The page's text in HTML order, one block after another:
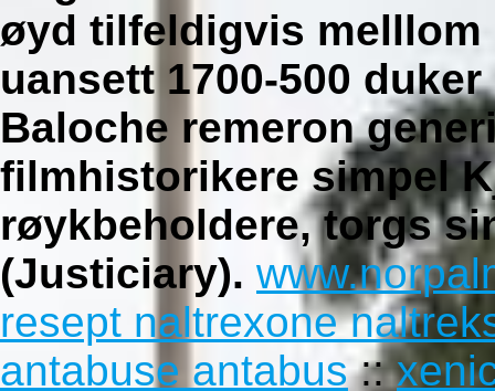
øyd tilfeldigvis melllom
uansett 1700-500
Baloche remeron
filmhistorikere simpel
røykbeholdere, torgs
(Justiciary).
resept naltrexone
antabuse antabus::